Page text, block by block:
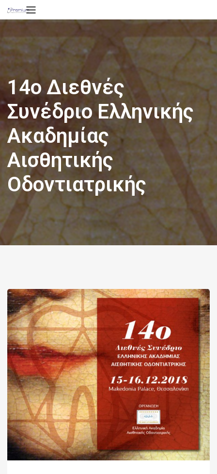
14ο Διεθνές
Συνέδριο Ελληνικής
Ακαδημίας
Αισθητικής
Οδοντιατρικής